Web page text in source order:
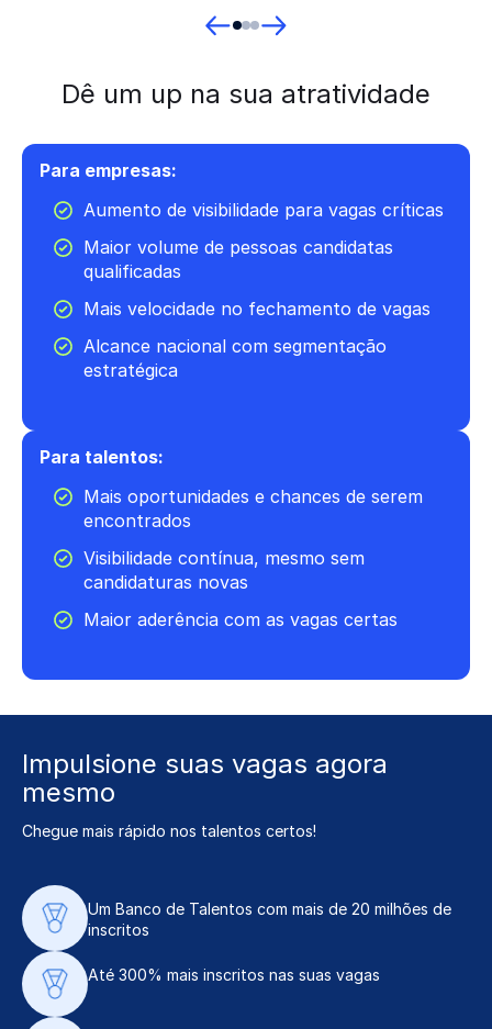
Dê um up na sua atratividade
Para empresas:
Aumento de visibilidade para vagas críticas
Maior volume de pessoas candidatas
qualificadas
Mais velocidade no fechamento de vagas
Alcance nacional com segmentação
estratégica
Para talentos:
Mais oportunidades e chances de serem
encontrados
Visibilidade contínua, mesmo sem
candidaturas novas
Maior aderência com as vagas certas
Impulsione suas vagas agora
mesmo
Chegue mais rápido nos talentos certos!
Um Banco de Talentos com mais de 20 milhões de
inscritos
Até 300% mais inscritos nas suas vagas